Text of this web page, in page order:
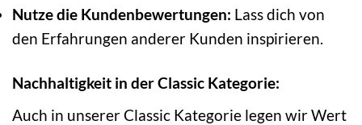
Nutze die Kundenbewertungen: Lass dich von
den Erfahrungen anderer Kunden inspirieren.
Nachhaltigkeit in der Classic Kategorie:
Auch in unserer Classic Kategorie legen wir Wert